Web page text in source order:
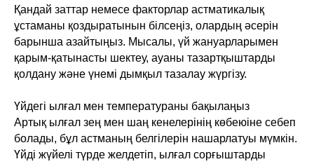
Қандай заттар немесе факторлар астматикалық
ұстаманы қоздыратынын білсеңіз, олардың әсерін
барынша азайтыңыз. Мысалы, үй жануарларымен
қарым-қатынасты шектеу, ауаны тазартқыштарды
қолдану және үнемі дымқыл тазалау жүргізу.
Үйдегі ылғал мен температураны бақылаңыз
Артық ылғал зең мен шаң кенелерінің көбеюіне себеп
болады, бұл астманың белгілерін нашарлатуы мүмкін.
Үйді жүйелі түрде желдетіп, ылғал сорғыштарды